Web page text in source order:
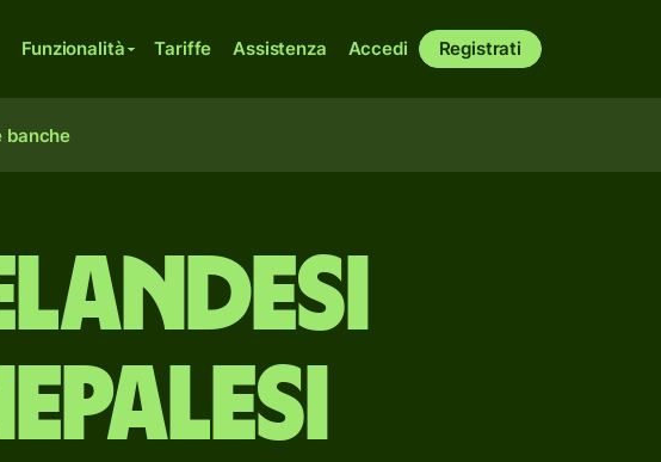
Funzionalità Tariffe Assistenza Accedi Registrati
banche